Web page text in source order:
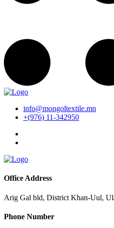
info@mongoltextile.mn
+(976) 11-342950
Office Address
Arig Gal bld, District Khan-Uul,
Phone Number